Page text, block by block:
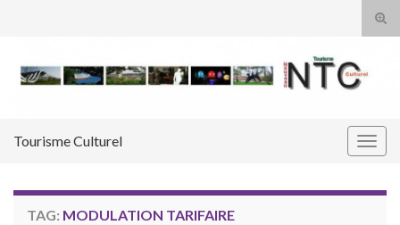
Tourisme Culturel
TAG: MODULATION TARIFAIRE